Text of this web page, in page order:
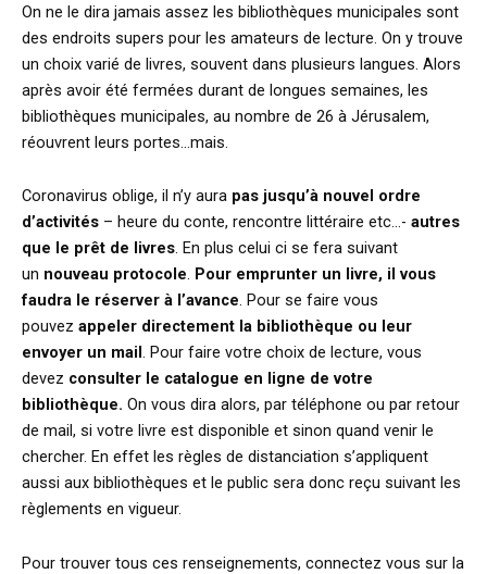
On ne le dira jamais assez les bibliothèques municipales sont
des endroits supers pour les amateurs de lecture. On y trouve
un choix varié de livres, souvent dans plusieurs langues. Alors
après avoir été fermées durant de longues semaines, les
bibliothèques municipales, au nombre de 26 à Jérusalem,
réouvrent leurs portes…mais.
Coronavirus oblige, il n’y aura pas jusqu’à nouvel ordre
d’activités – heure du conte, rencontre littéraire etc…- autres
que le prêt de livres. En plus celui ci se fera suivant
un nouveau protocole. Pour emprunter un livre, il vous
faudra le réserver à l’avance. Pour se faire vous
pouvez appeler directement la bibliothèque ou leur
envoyer un mail. Pour faire votre choix de lecture, vous
devez consulter le catalogue en ligne de votre
bibliothèque. On vous dira alors, par téléphone ou par retour
de mail, si votre livre est disponible et sinon quand venir le
chercher. En effet les règles de distanciation s’appliquent
aussi aux bibliothèques et le public sera donc reçu suivant les
règlements en vigueur.
Pour trouver tous ces renseignements, connectez vous sur la